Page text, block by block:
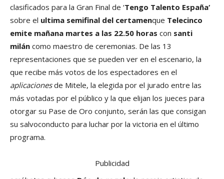
clasificados para la Gran Final de ‘Tengo Talento España‘
sobre el ultima semifinal del certamenque Telecinco
emite mañana martes a las 22.50 horas con santi
milán como maestro de ceremonias. De las 13
representaciones que se pueden ver en el escenario, la
que recibe más votos de los espectadores en el
aplicacionesde Mitele, la elegida por el jurado entre las
más votadas por el público y la que elijan los jueces para
otorgar su Pase de Oro conjunto, serán las que consigan
su salvoconducto para luchar por la victoria en el último
programa.
Publicidad